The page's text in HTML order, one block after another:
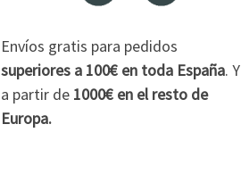
Envíos gratis para pedidos
superiores a 100€ en toda España. Y
a partir de 1000€ en el resto de
Europa.